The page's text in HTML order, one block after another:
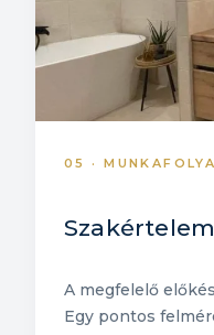
05 ·
Szakértelem
A megfelelő
Egy pontos